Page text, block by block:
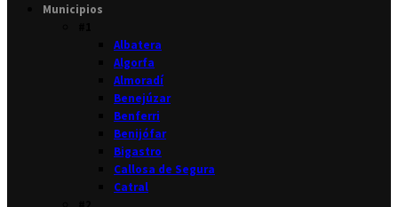
Municipios
Albatera
Algorfa
Almoradí
Benejúzar
Benferri
Benijófar
Bigastro
Callosa de Segura
Catral